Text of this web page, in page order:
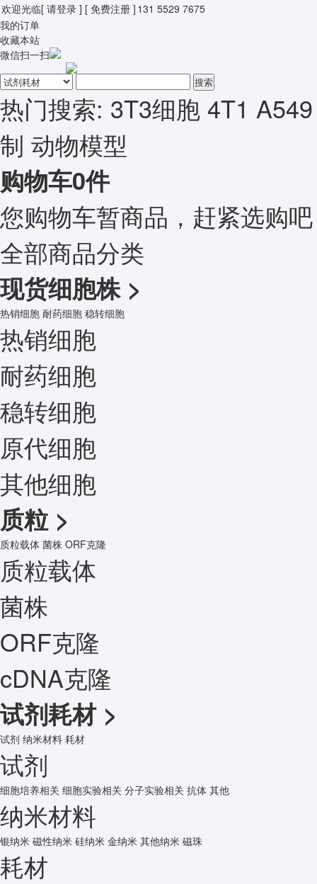
欢迎光临[ 请登录 ] [ 免费注册 ] 131 5529 7675
我的订单
收藏本站
微信扫一扫
搜索
热门搜索: 3T3细胞 4T1 A549
制 动物模型
购物车0件
您购物车暂商品，赶紧选购
全部商品分类
现货细胞株 >
热销细胞 耐药细胞 稳转细胞
热销细胞
耐药细胞
稳转细胞
原代细胞
其他细胞
质粒 >
质粒载体 菌株 ORF克隆
质粒载体
菌株
ORF克隆
cDNA克隆
试剂耗材 >
试剂 纳米材料 耗材
试剂
细胞培养相关 细胞实验相关 分子实验相关 抗体 其他
纳米材料
银纳米 磁性纳米 硅纳米 金纳米 其他纳米 磁珠
耗材